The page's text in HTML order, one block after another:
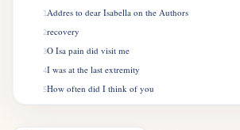
1 Addres to dear Isabella on the Authors
2recovery
3O Isa pain did visit me
4I was at the last extremity
5How often did I think of you
I wished your graceful form to view